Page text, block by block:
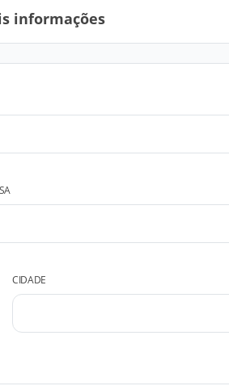
informações
CIDADE